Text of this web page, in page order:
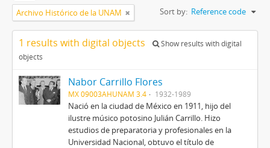
Archivo Histórico de la UNAM Sort by: Reference code
1 results with digital objects
Show results with digital
objects
Nabor Carrillo Flores
MX 09003AHUNAM 3.4 1932-1989
Nació en la ciudad de México en 1911, hijo del
ilustre músico potosino Julián Carrillo. Hizo
estudios de preparatoria y profesionales en la
Universidad Nacional, obtuvo el título de